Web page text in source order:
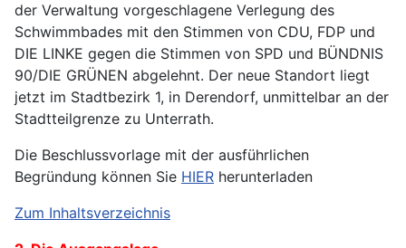
der Verwaltung vorgeschlagene Verlegung des
Schwimmbades mit den Stimmen von CDU, FDP und
DIE LINKE gegen die Stimmen von SPD und BÜNDNIS
90/DIE GRÜNEN abgelehnt. Der neue Standort liegt
jetzt im Stadtbezirk 1, in Derendorf, unmittelbar an der
Stadtteilgrenze zu Unterrath.
Die Beschlussvorlage mit der ausführlichen
Begründung können Sie HIER herunterladen
Zum Inhaltsverzeichnis